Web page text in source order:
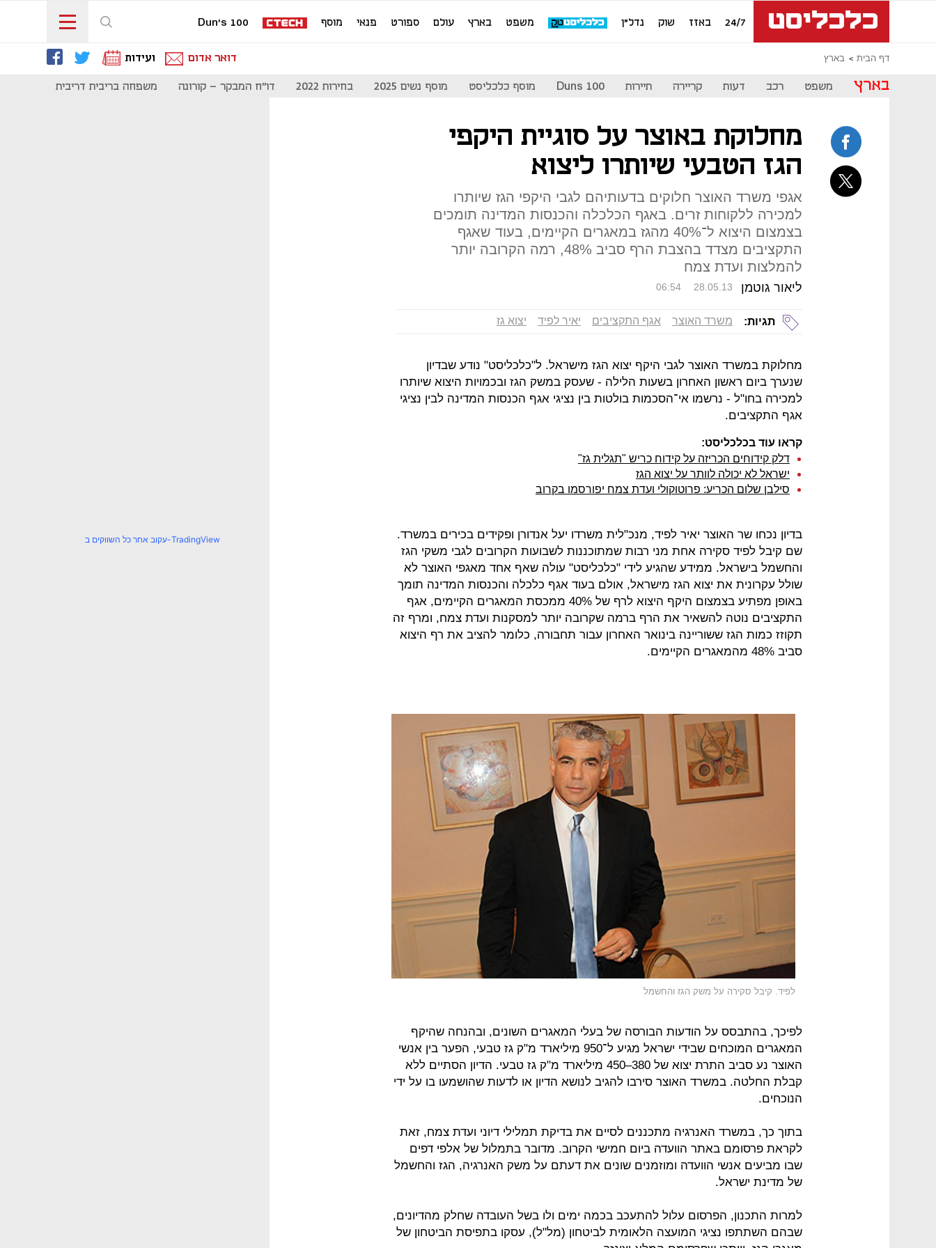
24/7 באזז שוק נדל"ן משפט בארץ עולם ספורט פנאי מוסף Dun's 100
דף הבית בארץ דואר אדום ועידות
בארץ משפט רכב דעות קריירה תיירות Duns 100 מוסף כלכליסט מוסף נשים 2025 בחירות 2022 דו"ח המבקר - קורונה משפחה בריבית דריבית
מחלוקת באוצר על סוגיית היקפי
הגז הטבעי שיותרו ליצוא
אגפי משרד האוצר חלוקים בדעותיהם לגבי היקפי הגז שיותרו
למכירה ללקוחות זרים. באגף הכלכלה והכנסות המדינה תומכים
בצמצום היצוא ל־40% מהגז במאגרים הקיימים, בעוד שאגף
התקציבים מצדד בהצבת הרף סביב 48%, רמה הקרובה יותר
להמלצות ועדת צמח
ליאור גוטמן 06:54 28.05.13
תגיות: משרד האוצר אגף התקציבים יאיר לפיד יצוא גז
מחלוקת במשרד האוצר לגבי היקף יצוא הגז מישראל. ל"כלכליסט" נודע שבדיון
שנערך ביום ראשון האחרון בשעות הלילה - שעסק במשק הגז ובכמויות היצוא שיותרו
למכירה בחו"ל - נרשמו אי־הסכמות בולטות בין נציגי אגף הכנסות המדינה לבין נציגי
אגף התקציבים.
קראו עוד בכלכליסט:
דלק קידוחים הכריזה על קידוח כריש "תגלית גז"
ישראל לא יכולה לוותר על יצוא הגז
סילבן שלום הכריע: פרוטוקולי ועדת צמח יפורסמו בקרוב
בדיון נכחו שר האוצר יאיר לפיד, מנכ"לית משרדו יעל אנדורן ופקידים בכירים במשרד.
שם קיבל לפיד סקירה אחת מני רבות שמתוכננות לשבועות הקרובים לגבי משקי הגז
והחשמל בישראל. ממידע שהגיע לידי "כלכליסט" עולה שאף אחד מאגפי האוצר לא
שולל עקרונית את יצוא הגז מישראל, אולם בעוד אגף כלכלה והכנסות המדינה תומך
באופן מפתיע בצמצום היקף היצוא לרף של 40% ממכסת המאגרים הקיימים, אגף
התקציבים נוטה להשאיר את הרף ברמה שקרובה יותר למסקנות ועדת צמח, ומרף זה
תקוזז כמות הגז ששוריינה בינואר האחרון עבור תחבורה, כלומר להציב את רף היצוא
סביב 48% מהמאגרים הקיימים.
לפיד. קיבל סקירה על משק הגז והחשמל
לפיכך, בהתבסס על הודעות הבורסה של בעלי המאגרים השונים, ובהנחה שהיקף
המאגרים המוכחים שבידי ישראל מגיע ל־950 מיליארד מ"ק גז טבעי, הפער בין אנשי
האוצר נע סביב התרת יצוא של 380–450 מיליארד מ"ק גז טבעי. הדיון הסתיים ללא
קבלת החלטה. במשרד האוצר סירבו להגיב לנושא הדיון או לדעות שהושמעו בו על ידי
הנוכחים.
בתוך כך, במשרד האנרגיה מתכננים לסיים את בדיקת תמלילי דיוני ועדת צמח, זאת
לקראת פרסומם באתר הוועדה ביום חמישי הקרוב. מדובר בתמלול של אלפי דפים
שבו מביעים אנשי הוועדה ומוזמנים שונים את דעתם על משק האנרגיה, הגז והחשמל
של מדינת ישראל.
למרות התכנון, הפרסום עלול להתעכב בכמה ימים ולו בשל העובדה שחלק מהדיונים,
שבהם השתתפו נציגי המועצה הלאומית לביטחון (מל"ל), עסקו בתפיסת הביטחון של
עקוב אחר כל השווקים ב-TradingView